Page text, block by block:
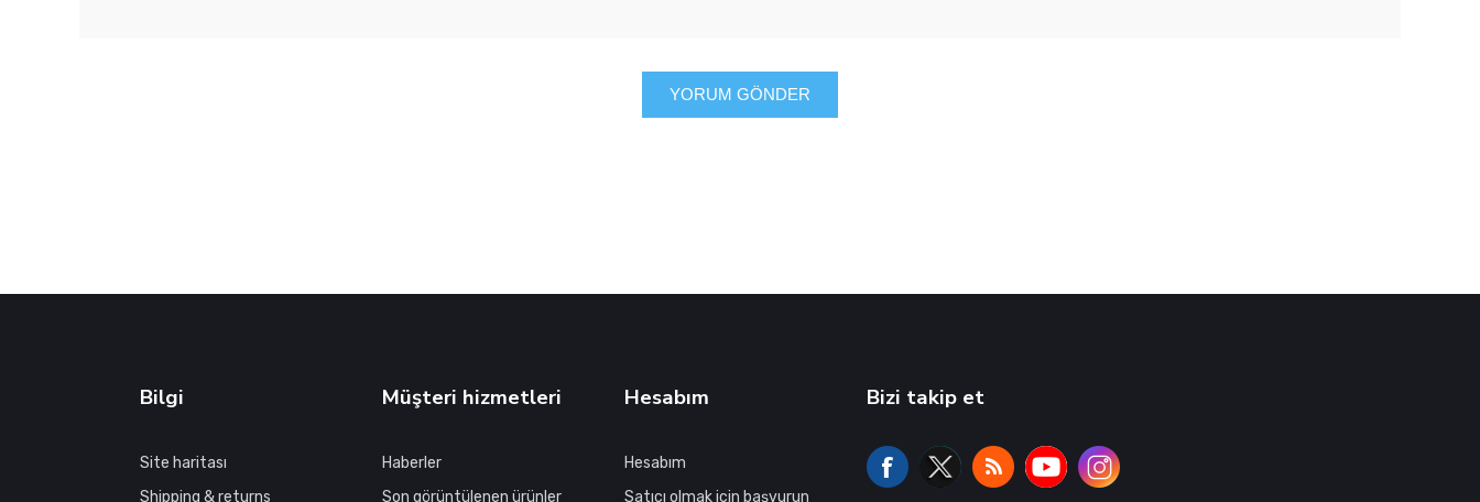
YORUM GÖNDER
Bilgi
Site haritası
Shipping & returns
Müşteri hizmetleri
Haberler
Son görüntülenen ürünler
Hesabım
Hesabım
Satıcı olmak için başvurun
Bizi takip et